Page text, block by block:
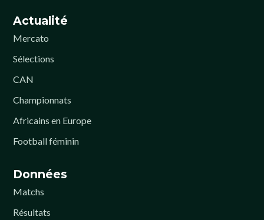
Actualité
Mercato
Sélections
CAN
Championnats
Africains en Europe
Football féminin
Données
Matchs
Résultats